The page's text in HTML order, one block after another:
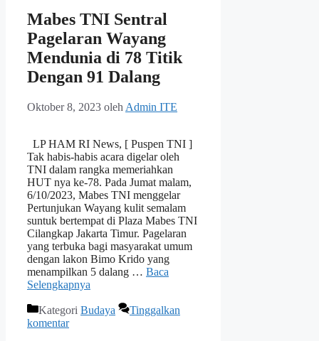
Mabes TNI Sentral
Pagelaran Wayang
Mendunia di 78 Titik
Dengan 91 Dalang
Oktober 8, 2023 oleh Admin ITE
LP HAM RI News, [ Puspen TNI ]
Tak habis-habis acara digelar oleh
TNI dalam rangka memeriahkan
HUT nya ke-78. Pada Jumat malam,
6/10/2023, Mabes TNI menggelar
Pertunjukan Wayang kulit semalam
suntuk bertempat di Plaza Mabes TNI
Cilangkap Jakarta Timur. Pagelaran
yang terbuka bagi masyarakat umum
dengan lakon Bimo Krido yang
menampilkan 5 dalang … Baca
Selengkapnya
Kategori Budaya
Tinggalkan
komentar